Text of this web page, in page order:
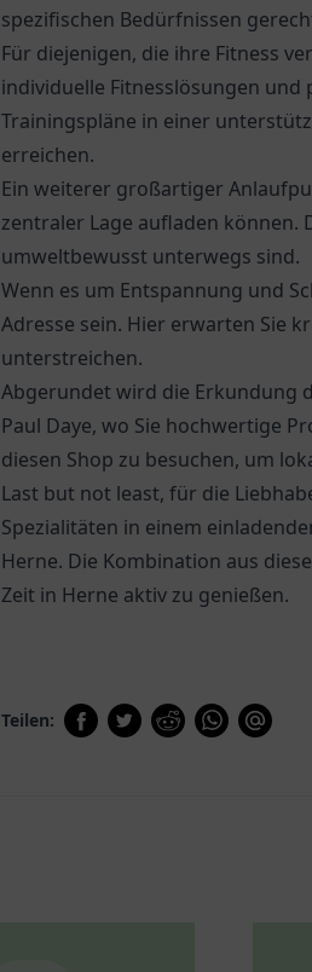
spezifischen Bedürfnissen
Für diejenigen, die ihre Fitness
individuelle Fitnesslösungen
Trainingspläne in einer
erreichen.
Ein weiterer großartiger
zentraler Lage aufladen können.
umweltbewusst unterwegs sind.
Wenn es um Entspannung und
Adresse sein. Hier erwarten Sie
unterstreichen.
Abgerundet wird die Erkundung
Paul Daye, wo Sie hochwertige
diesen Shop zu besuchen, um
Last but not least, für die
Spezialitäten in einem
Herne. Die Kombination aus
Zeit in Herne aktiv zu genießen.
Teilen: